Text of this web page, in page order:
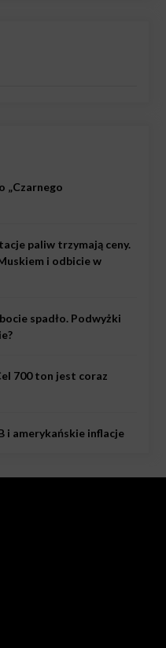
„Czarnego
paliw trzymają ceny.
i odbicie w
spadło. Podwyżki
700 ton jest coraz
i amerykańskie inflacje